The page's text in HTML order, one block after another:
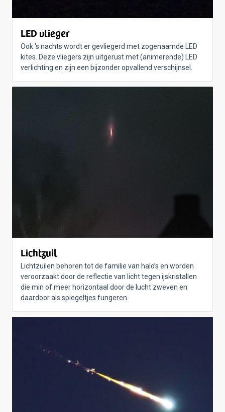
LED vlieger
Ook 's nachts wordt er gevliegerd met zogenaamde LED
kites. Deze vliegers zijn uitgerust met (animerende) LED
verlichting en zijn een bijzonder opvallend verschijnsel.
Lichtzuil
Lichtzuilen behoren tot de familie van halo’s en worden
veroorzaakt door de reflectie van licht tegen ijskristallen
die min of meer horizontaal door de lucht zweven en
daardoor als spiegeltjes fungeren.